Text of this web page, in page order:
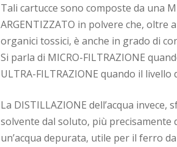
Tali cartucce sono composte da una
ARGENTIZZATO in polvere che, oltre
organici tossici, è anche in grado di
Si parla di MICRO-FILTRAZIONE
ULTRA-FILTRAZIONE quando il
La DISTILLAZIONE dell’acqua
solvente dal soluto, più precisamente
un’acqua depurata, utile per il ferro